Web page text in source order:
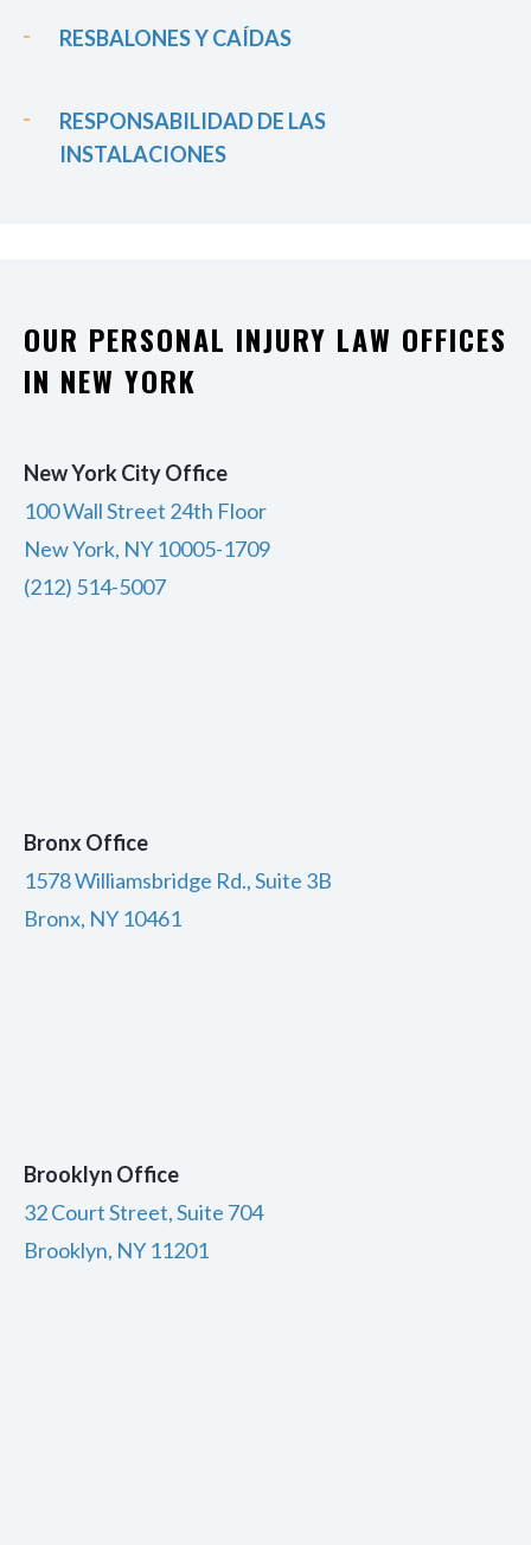
RESBALONES Y CAÍDAS
RESPONSABILIDAD DE LAS
INSTALACIONES
OUR PERSONAL INJURY LAW OFFICES
IN NEW YORK
New York City Office
100 Wall Street 24th Floor
New York, NY 10005-1709
(212) 514-5007
Bronx Office
1578 Williamsbridge Rd., Suite 3B
Bronx, NY 10461
Brooklyn Office
32 Court Street, Suite 704
Brooklyn, NY 11201